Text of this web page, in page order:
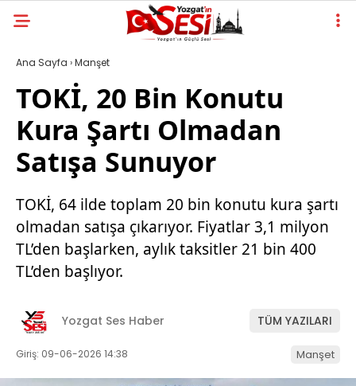
Ana Sayfa ›Manşet
TOKİ, 20 Bin Konutu
Kura Şartı Olmadan
Satışa Sunuyor
TOKİ, 64 ilde toplam 20 bin konutu kura şartı
olmadan satışa çıkarıyor. Fiyatlar 3,1 milyon
TL’den başlarken, aylık taksitler 21 bin 400
TL’den başlıyor.
Yozgat Ses Haber TÜM YAZILARI
Giriş: 09-06-2026 14:38 Manşet